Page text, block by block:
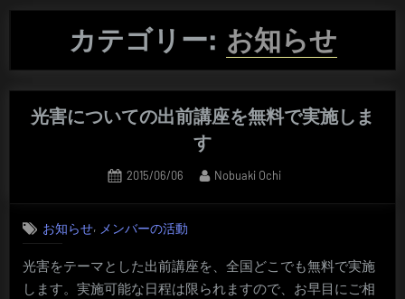
カテゴリー: お知らせ
光害についての出前講座を無料で実施しま
す
Posted
2015/06/06 By
Nobuaki Ochi
お知らせ, メンバーの活動
光害をテーマとした出前講座を、全国どこでも無料で実施
します。実施可能な日程は限られますので、お早目にご相